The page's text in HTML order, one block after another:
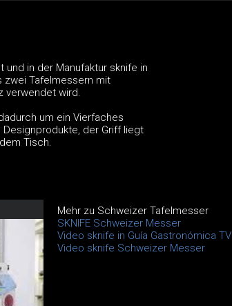
in der Manufaktur sknife in
zwei Tafelmessern mit
verwendet wird.
um ein Vierfaches
der Griff liegt
Tisch.
Mehr zu Schweizer Tafelmesser
SKNIFE Schweizer Messer
Video sknife in Guía Gastronómica TV
Video sknife Schweizer Messer